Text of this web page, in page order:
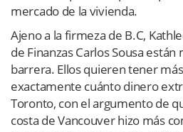
mercado de la vivienda.
Ajeno a la firmeza de B.C,
de Finanzas Carlos Sousa
barrera. Ellos quieren tener
exactamente cuánto dinero
Toronto, con el argumento de
costa de Vancouver hizo más